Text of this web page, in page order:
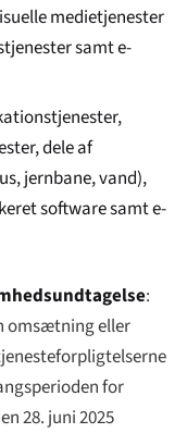
medietjenester
samt e-
dele af
jernbane, vand),
software samt e-
:
omsætning eller
for
28. juni 2025